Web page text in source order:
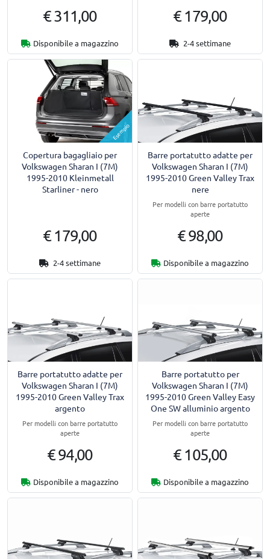
€ 311,00
Disponibile a magazzino
€ 179,00
2-4 settimane
Esempio
Copertura bagagliaio per
Volkswagen Sharan I (7M)
1995-2010 Kleinmetall
Starliner - nero
€ 179,00
2-4 settimane
Barre portatutto adatte per
Volkswagen Sharan I (7M)
1995-2010 Green Valley Trax
nere
Per modelli con barre portatutto
aperte
€ 98,00
Disponibile a magazzino
Barre portatutto adatte per
Volkswagen Sharan I (7M)
1995-2010 Green Valley Trax
argento
Per modelli con barre portatutto
aperte
€ 94,00
Disponibile a magazzino
Barre portatutto per
Volkswagen Sharan I (7M)
1995-2010 Green Valley Easy
One SW alluminio argento
Per modelli con barre portatutto
aperte
€ 105,00
Disponibile a magazzino